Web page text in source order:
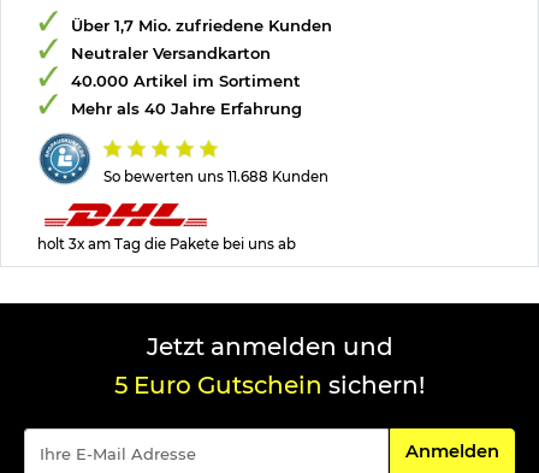
So bewerten uns 11.688 Kunden
Über 1,7 Mio. zufriedene Kunden
Neutraler Versandkarton
40.000 Artikel im Sortiment
Mehr als 40 Jahre Erfahrung
holt 3x am Tag die Pakete bei uns ab
Jetzt anmelden und
5 Euro Gutschein sichern!
Für den
Anmelden